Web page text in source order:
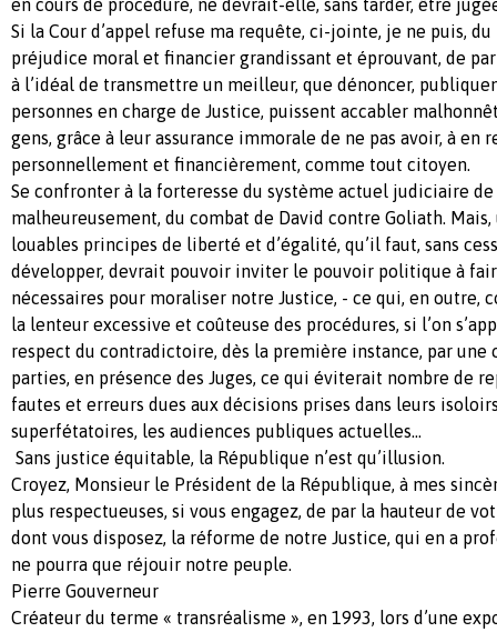
en cours de procédure, ne devrait-elle, sans tarder, être
Si la Cour d’appel refuse ma requête, ci-jointe, je ne puis,
préjudice moral et financier grandissant et éprouvant, de
à l’idéal de transmettre un meilleur, que dénoncer,
personnes en charge de Justice, puissent accabler
gens, grâce à leur assurance immorale de ne pas avoir, à en
personnellement et financièrement, comme tout citoyen.
Se confronter à la forteresse du système actuel judiciaire de
malheureusement, du combat de David contre Goliath.
louables principes de liberté et d’égalité, qu’il faut, sans
développer, devrait pouvoir inviter le pouvoir politique à
nécessaires pour moraliser notre Justice, - ce qui, en outre,
la lenteur excessive et coûteuse des procédures, si l’on
respect du contradictoire, dès la première instance, par
parties, en présence des Juges, ce qui éviterait nombre de
fautes et erreurs dues aux décisions prises dans leurs
superfétatoires, les audiences publiques actuelles…
Sans justice équitable, la République n’est qu’illusion.
Croyez, Monsieur le Président de la République, à mes
plus respectueuses, si vous engagez, de par la hauteur de
dont vous disposez, la réforme de notre Justice, qui en a
ne pourra que réjouir notre peuple.
Pierre Gouverneur
Créateur du terme « transréalisme », en 1993, lors d’une